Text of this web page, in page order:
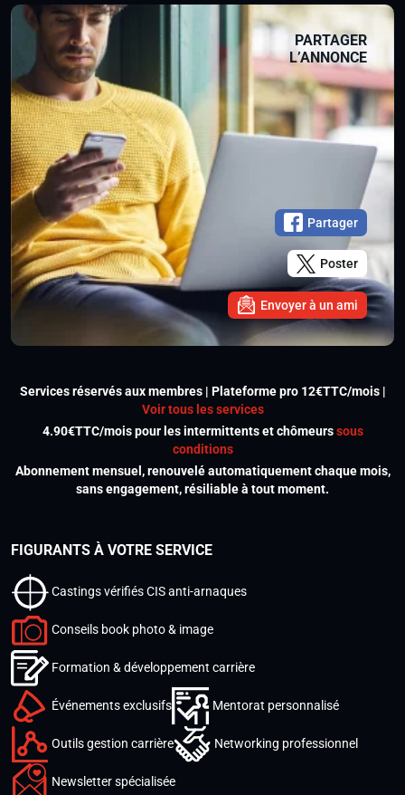
PARTAGER
L’ANNONCE
Partager
Poster
Envoyer à un ami
Services réservés aux membres | Plateforme pro 12€TTC/mois |
Voir tous les services
4.90€TTC/mois pour les intermittents et chômeurssous
conditions
Abonnement mensuel, renouvelé automatiquement chaque mois,
sans engagement, résiliable à tout moment.
FIGURANTS À VOTRE SERVICE
Castings vérifiés CIS anti-arnaques
Conseils book photo & image
Formation & développement carrière
Événements exclusifs Mentorat personnalisé
Outils gestion carrière Networking professionnel
Newsletter spécialisée